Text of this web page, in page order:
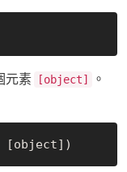
元素 [object]
。